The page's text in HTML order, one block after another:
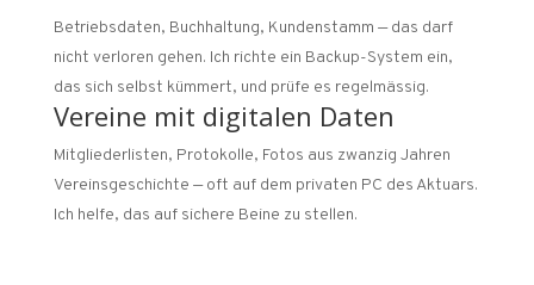
Betriebsdaten, Buchhaltung, Kundenstamm — das darf
nicht verloren gehen. Ich richte ein Backup-System ein,
das sich selbst kümmert, und prüfe es regelmässig.
Vereine mit digitalen Daten
Mitgliederlisten, Protokolle, Fotos aus zwanzig Jahren
Vereinsgeschichte — oft auf dem privaten PC des Aktuars.
Ich helfe, das auf sichere Beine zu stellen.